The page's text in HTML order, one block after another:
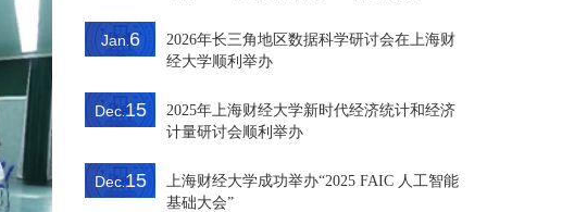
Jan.6
2026年长三角地区数据科学研讨会在上海财
经大学顺利举办
Dec.15
2025年上海财经大学新时代经济统计和经济
计量研讨会顺利举办
Dec.15
上海财经大学成功举办“2025 FAIC 人工智能
基础大会”